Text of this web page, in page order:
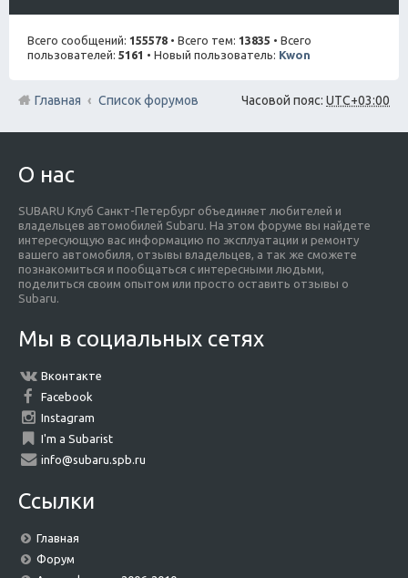
Всего сообщений: 155578 • Всего тем: 13835 • Всего
пользователей: 5161 • Новый пользователь: Kwon
Часовой пояс: UTC+03:00
Главная Список форумов
О нас
SUBARU Клуб Санкт-Петербург объединяет любителей и
владельцев автомобилей Subaru. На этом форуме вы найдете
интересующую вас информацию по эксплуатации и ремонту
вашего автомобиля, отзывы владельцев, а так же сможете
познакомиться и пообщаться с интересными людьми,
поделиться своим опытом или просто оставить отзывы о
Subaru.
Мы в социальных сетях
Вконтакте
Facebook
Instagram
I'm a Subarist
info@subaru.spb.ru
Ссылки
Главная
Форум